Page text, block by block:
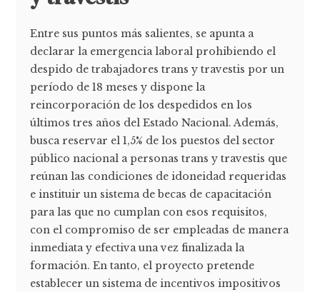
Entre sus puntos más salientes, se apunta a
declarar la emergencia laboral prohibiendo el
despido de trabajadores trans y travestis por un
período de 18 meses y dispone la
reincorporación de los despedidos en los
últimos tres años del Estado Nacional. Además,
busca reservar el 1,5% de los puestos del sector
público nacional a personas trans y travestis que
reúnan las condiciones de idoneidad requeridas
e instituir un sistema de becas de capacitación
para las que no cumplan con esos requisitos,
con el compromiso de ser empleadas de manera
inmediata y efectiva una vez finalizada la
formación. En tanto, el proyecto pretende
establecer un sistema de incentivos impositivos